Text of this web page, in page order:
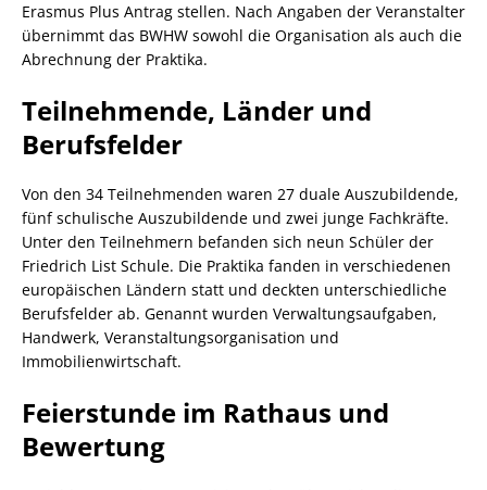
Erasmus Plus Antrag stellen. Nach Angaben der Veranstalter
übernimmt das BWHW sowohl die Organisation als auch die
Abrechnung der Praktika.
Teilnehmende, Länder und
Berufsfelder
Von den 34 Teilnehmenden waren 27 duale Auszubildende,
fünf schulische Auszubildende und zwei junge Fachkräfte.
Unter den Teilnehmern befanden sich neun Schüler der
Friedrich List Schule. Die Praktika fanden in verschiedenen
europäischen Ländern statt und deckten unterschiedliche
Berufsfelder ab. Genannt wurden Verwaltungsaufgaben,
Handwerk, Veranstaltungsorganisation und
Immobilienwirtschaft.
Feierstunde im Rathaus und
Bewertung